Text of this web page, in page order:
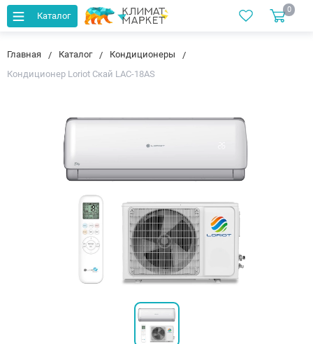
Каталог
0
Главная Каталог
Кондиционеры
Кондиционер Loriot Скай LAC-18AS